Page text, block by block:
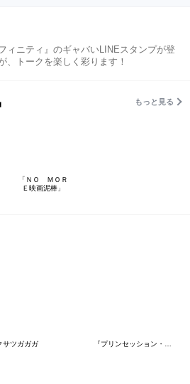
ィニティ』のギャバいLINEスタンプが登
、トークを楽しく彩ります！
もっと見る
「ＮＯ ＭＯＲ
Ｅ映画泥棒」
サツガガガ 『プリンセッション・オーケストラ』第4弾